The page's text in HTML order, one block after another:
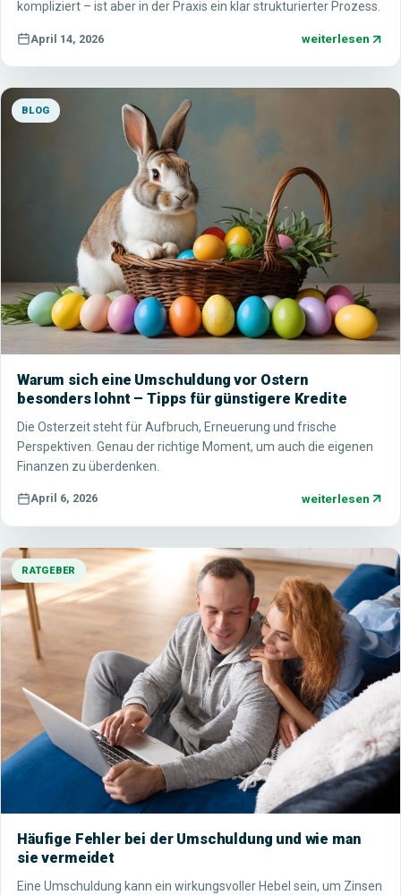
kompliziert – ist aber in der Praxis ein klar strukturierter Prozess.
April 14, 2026 weiterlesen
BLOG
Warum sich eine Umschuldung vor Ostern
besonders lohnt – Tipps für günstigere Kredite
Die Osterzeit steht für Aufbruch, Erneuerung und frische
Perspektiven. Genau der richtige Moment, um auch die eigenen
Finanzen zu überdenken.
April 6, 2026 weiterlesen
RATGEBER
Häufige Fehler bei der Umschuldung und wie man
sie vermeidet
Eine Umschuldung kann ein wirkungsvoller Hebel sein, um Zinsen